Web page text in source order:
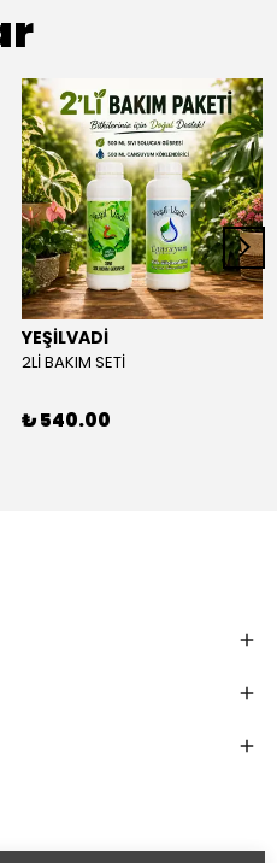
YEŞİLVADİ
2Lİ BAKIM SETİ
₺ 540.00